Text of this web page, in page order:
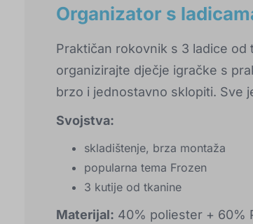
Organizator s
Praktičan rokovnik s 3 ladice
organizirajte dječje igračke s
brzo i jednostavno sklopiti. Sve
Svojstva:
skladištenje, brza montaža
popularna tema Frozen
3 kutije od tkanine
Materijal: 40% poliester + 60%